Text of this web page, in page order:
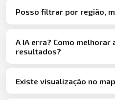
Posso filtrar por região,
A IA erra? Como melhorar
resultados?
Existe visualização no